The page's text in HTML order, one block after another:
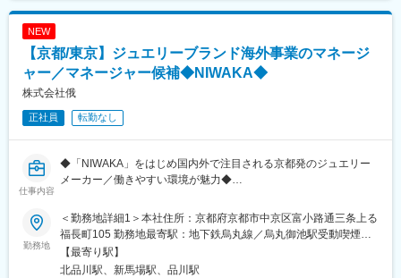
★お客様一人ひとりに合わせた提案を行いたい方、旅行を通じて
変更の範囲：会社の定める業務
・外商顧客のニーズにあわせた少人数団体旅行を企画
・国内・海外の旅行商品に対応
・当社らしい旅行商品となるよう、本社MD担当者と連携・企画
・パンフレット記載内容等に関する問い合わせに対応
◎航空券や宿泊、観光などの手配、手続き
国内外の旅行商品、百貨店独自のプレミアム体験型ツアー、イベ
ント連動型の特別企画旅行 等
■魅力
NEW
【京都/東京】ジュエリーブランド海外事業のマネージ
ャー／マネージャー候補◆NIWAKA◆
株式会社俄
正社員 転勤なし
仕事内容
◆「NIWAKA」をはじめ国内外で注目される京都発のジュエリー
メーカー／働きやすい環境が魅力◆
■業務内容
京都で創業したジュエリーブランドの海外事業における、マーケ
ティング・販売戦略の策定と実行、海外事業チームの構築と運
営、将来的には現地チームの立上げに携わっていただきます。
勤務地
＜勤務地詳細1＞本社住所：京都府京都市中京区富小路通三条上る
福長町105 勤務地最寄駅：地下鉄烏丸線／烏丸御池駅受動喫煙対
策：屋内全面禁煙＜勤務地詳細2＞東京事業所住所：東京都品川区
北品川1丁目20番9号 FORECAST品川6階 （旧ダヴィンチ品
【最寄り駅】
北品川駅、新馬場駅、品川駅